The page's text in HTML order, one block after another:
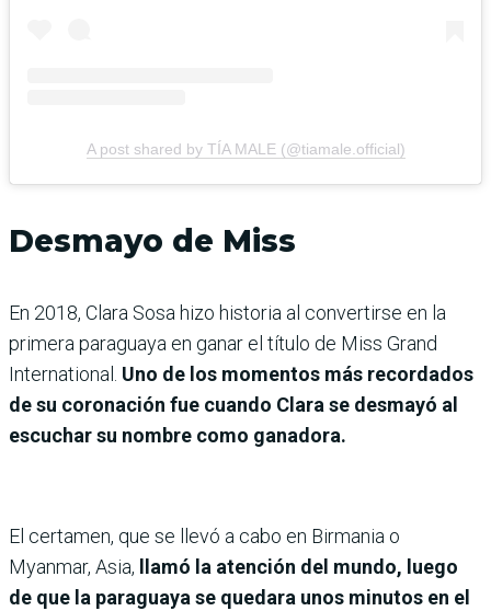
A post shared by TÍA MALE (@tiamale.official)
Desmayo de Miss
En 2018, Clara Sosa hizo historia al convertirse en la
primera paraguaya en ganar el título de Miss Grand
International. Uno de los momentos más recordados
de su coronación fue cuando Clara se desmayó al
escuchar su nombre como ganadora.
El certamen, que se llevó a cabo en Birmania o
Myanmar, Asia,
llamó la atención del mundo, luego
de que la paraguaya se quedara unos minutos en el